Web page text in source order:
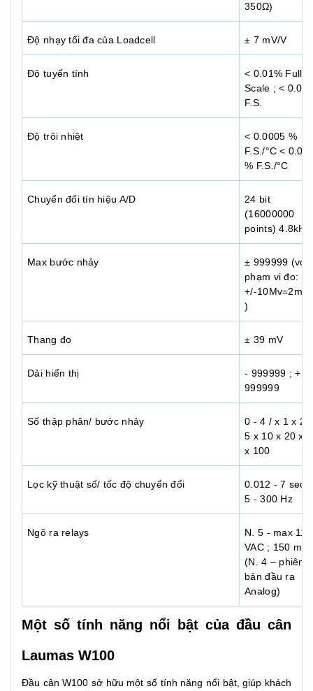
350Ω)
Độ nhạy tối đa của Loadcell ± 7 mV/V
Độ tuyến tính
< 0.01% Full
Scale ; <
F.S.
Độ trôi nhiệt
< 0.0005 %
F.S./°C <
% F.S./°C
Chuyển đổi tín hiệu A/D
24 bit
(16000000
points) 4.8kHz
Max bước nhảy
± 999999 (với
phạm vi đo:
+/-
)
Thang đo ± 39 mV
Dải hiển thị
- 999999 ; +
999999
Số thập phân/ bước nhảy
0 - 4 / x 1 x 2 x
5 x 10 x 20 x
x 100
Lọc kỹ thuật số/ tốc độ chuyển đổi
0.012 - 7 sec /
5 - 300 Hz
Ngõ ra relays
N. 5 - max 115
VAC ; 150 mA
(N. 4 – phiên
bản đầu ra
Analog)
Một số tính năng nổi bật của đầu cân
Laumas W100
Đầu cân W100 sở hữu một số tính năng nổi bật, giúp khách